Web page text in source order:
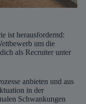
ist herausfordernd:
um die
als Recruiter unter
anbieten und aus
in der
Schwankungen